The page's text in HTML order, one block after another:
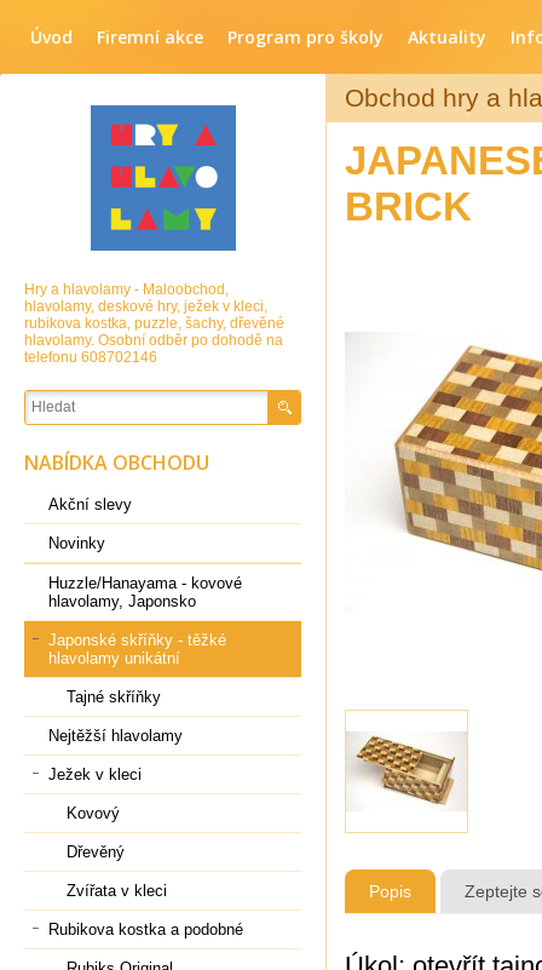
Úvod Firemní akce Program pro školy Aktuality
Obchod hry a
BRICK
Popis Zeptejte
Hry a hlavolamy - Maloobchod,
hlavolamy, deskové hry, ježek v kleci,
rubikova kostka, puzzle, šachy, dřevěné
hlavolamy. Osobní odběr po dohodě na
telefonu 608702146
NABÍDKA OBCHODU
Akční slevy
Novinky
Huzzle/Hanayama - kovové
hlavolamy, Japonsko
Japonské skříňky - těžké
hlavolamy unikátní
Tajné skříňky
Nejtěžší hlavolamy
Ježek v kleci
Kovový
Dřevěný
Zvířata v kleci
Rubikova kostka a podobné